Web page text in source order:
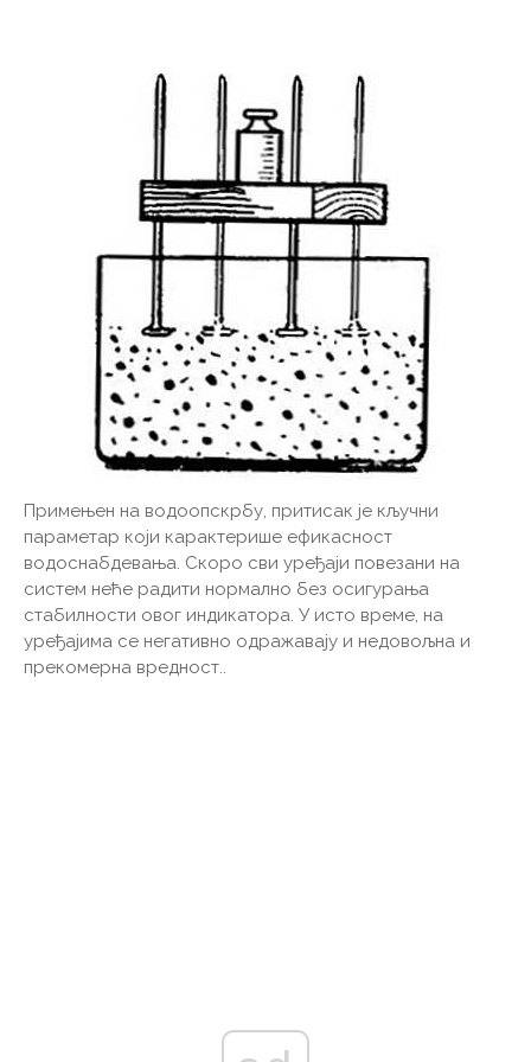
Примењен на водоопскрбу, притисак је кључни
параметар који карактерише ефикасност
водоснабдевања. Скоро сви уређаји повезани на
систем неће радити нормално без осигурања
стабилности овог индикатора. У исто време, на
уређајима се негативно одражавају и недовољна и
прекомерна вредност..